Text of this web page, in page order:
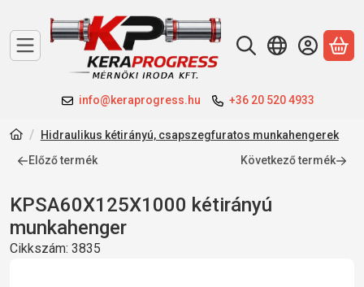
info@keraprogress.hu +36 20 520 4933
A
Hidraulikus kétirányú, csapszegfuratos munkahengerek
Előző termék
Következő termék
KPSA60X125X1000 kétirányú
munkahenger
Cikkszám: 3835